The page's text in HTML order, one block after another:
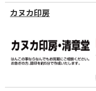
カヌカ印房